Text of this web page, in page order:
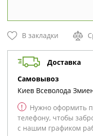
В закладки
Доставка
cамовывоз
Киев Всеволода
!
Нужно оформить
телефону, чтобы
с нашим графиком